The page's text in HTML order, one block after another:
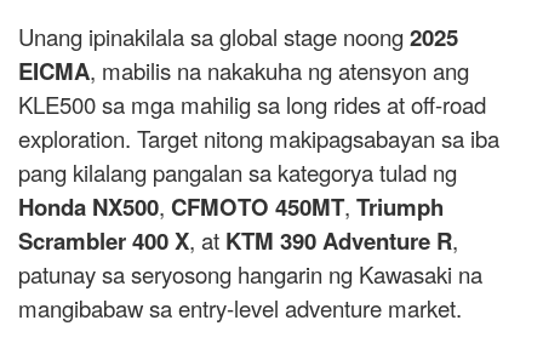
Unang ipinakilala sa global stage noong2025
EICMA, mabilis na nakakuha ng atensyon ang
KLE500 sa mga mahilig sa long rides at off-road
exploration. Target nitong makipagsabayan sa iba
pang kilalang pangalan sa kategorya tulad ng
Honda NX500, CFMOTO 450MT, Triumph
Scrambler 400 X, at KTM 390 Adventure R,
patunay sa seryosong hangarin ng Kawasaki na
mangibabaw sa entry-level adventure market.